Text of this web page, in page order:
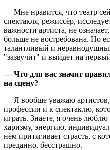
— Мне нравится, что театр
спектакля, режиссёр,
важности артиста, не
больше не востребована. Но
талантливый и
"зазвучит" и выйдет на
— Что для вас значит
на сцену?
— Я вообще уважаю артистов,
профессии и к спектаклю,
играть. Знаете, я очень
харизму, энергию,
нём притягивает страсть, с
преданно, бесстрашно.